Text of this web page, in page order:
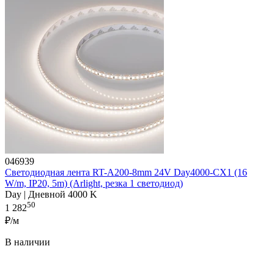
046939
Светодиодная лента RT-A200-8mm 24V Day4000-CX1 (16
W/m, IP20, 5m) (Arlight, резка 1 светодиод)
Day | Дневной 4000 K
1 28250
₽/м
В наличии